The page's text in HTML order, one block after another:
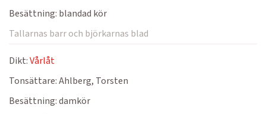
Besättning: blandad kör
Tallarnas barr och björkarnas blad
Dikt:Vårlåt
Tonsättare:Ahlberg, Torsten
Besättning:damkör